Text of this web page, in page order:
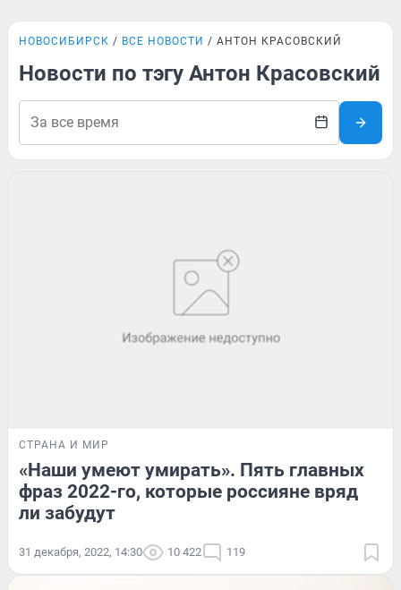
НОВОСИБИРСК ВСЕ НОВОСТИ АНТОН КРАСОВСКИЙ
Новости по тэгу Антон Красовский
СТРАНА И МИР
«Наши умеют умирать». Пять главных
фраз 2022-го, которые россияне вряд
ли забудут
31 декабря, 2022, 14:30 10 422 119